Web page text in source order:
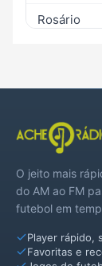
Rosário
O jeito mais
do AM ao FM
futebol em
Player rápido,
Favoritas e